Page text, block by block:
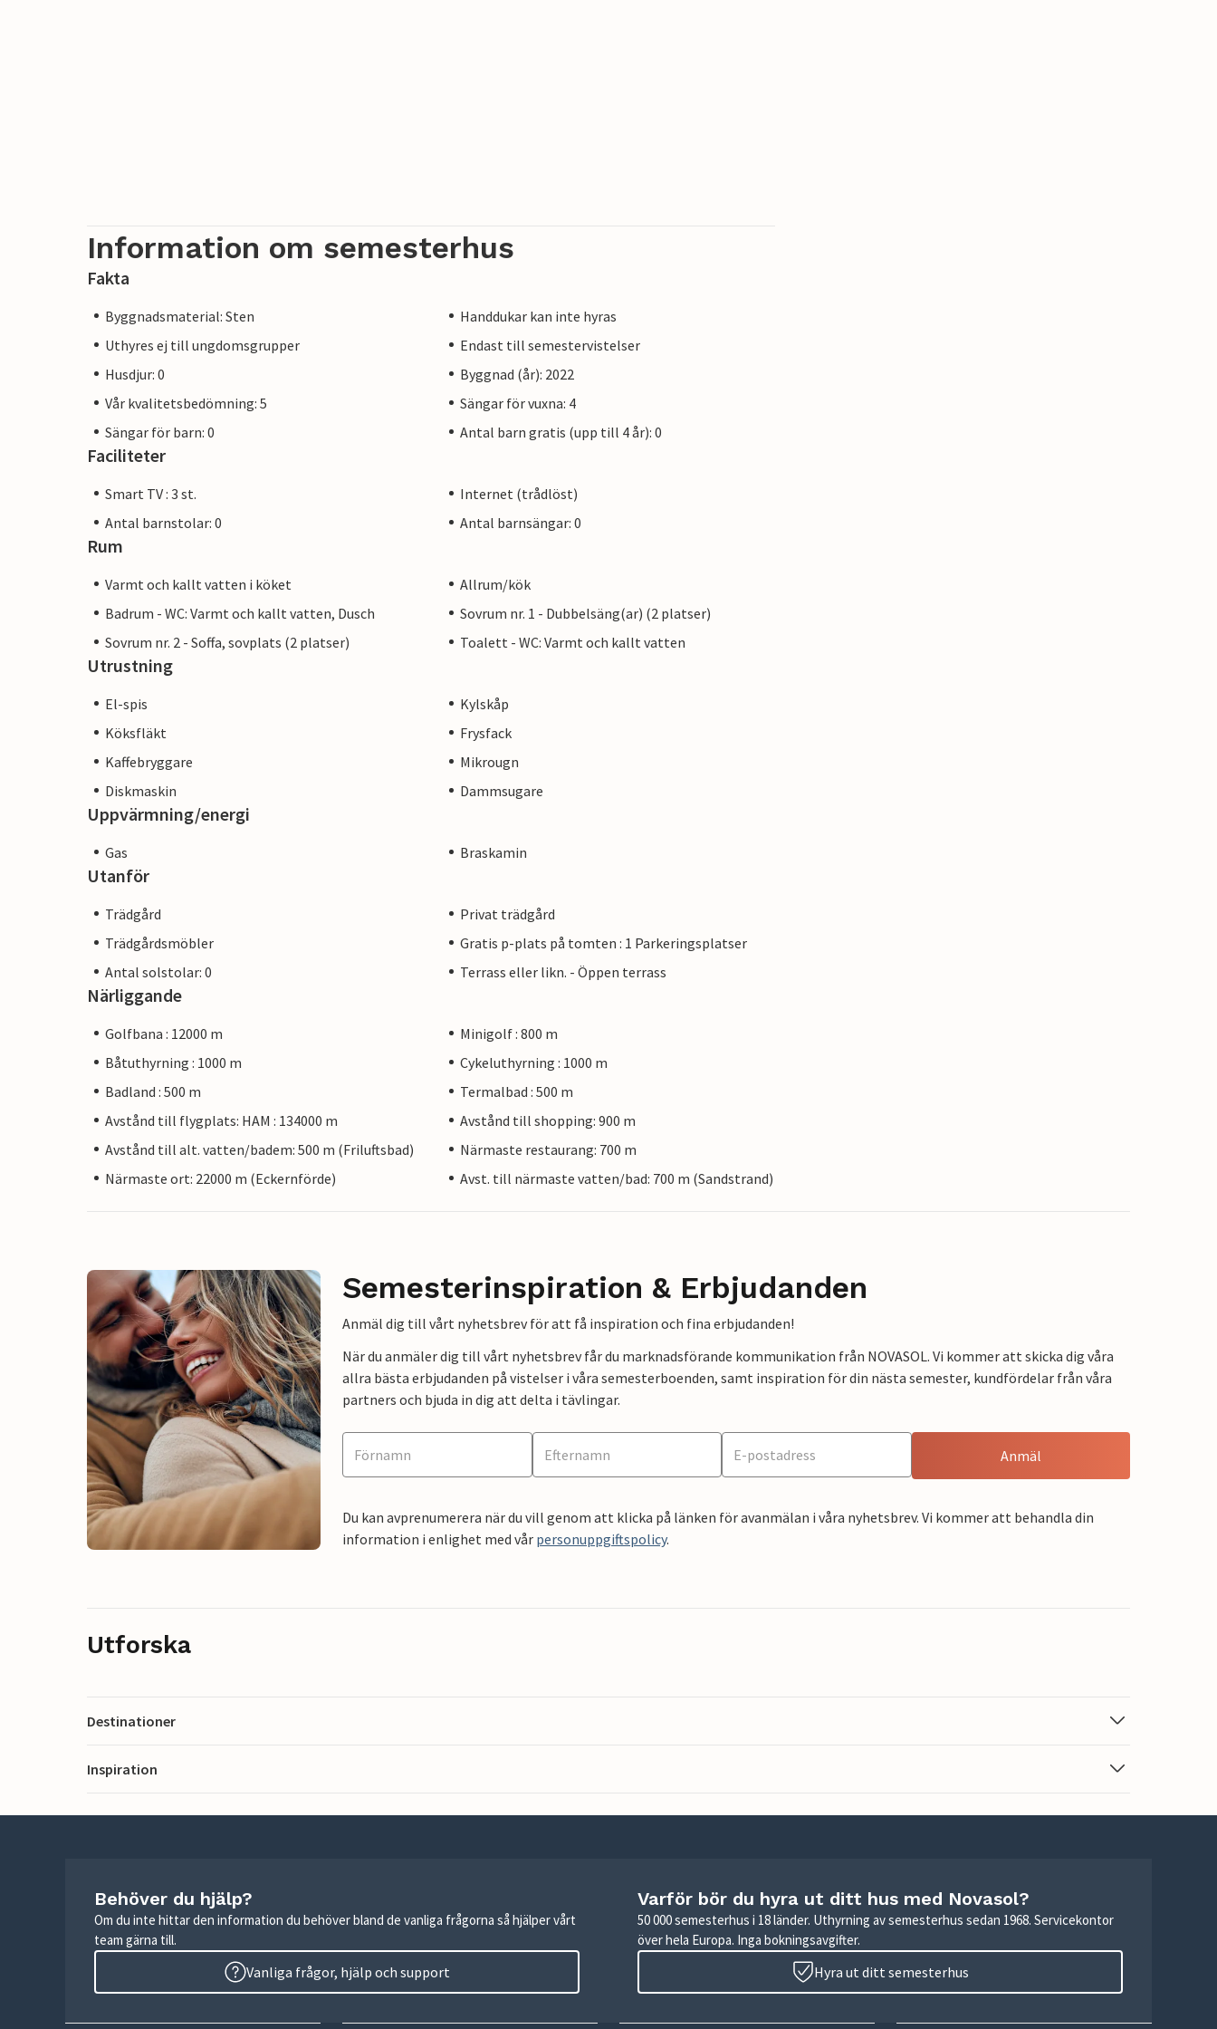
Information om semesterhus
Fakta
Byggnadsmaterial: Sten
Handdukar kan inte hyras
Uthyres ej till ungdomsgrupper
Endast till semestervistelser
Husdjur: 0
Byggnad (år): 2022
Vår kvalitetsbedömning: 5
Sängar för vuxna: 4
Sängar för barn: 0
Antal barn gratis (upp till 4 år): 0
Faciliteter
Smart TV : 3 st.
Internet (trådlöst)
Antal barnstolar: 0
Antal barnsängar: 0
Rum
Varmt och kallt vatten i köket
Allrum/kök
Badrum - WC: Varmt och kallt vatten, Dusch
Sovrum nr. 1 - Dubbelsäng(ar) (2 platser)
Sovrum nr. 2 - Soffa, sovplats (2 platser)
Toalett - WC: Varmt och kallt vatten
Utrustning
El-spis
Kylskåp
Köksfläkt
Frysfack
Kaffebryggare
Mikrougn
Diskmaskin
Dammsugare
Uppvärmning/energi
Gas Braskamin
Utanför
Trädgård
Privat trädgård
Trädgårdsmöbler
Gratis p-plats på tomten : 1 Parkeringsplatser
Antal solstolar: 0
Terrass eller likn. - Öppen terrass
Närliggande
Golfbana : 12000 m
Minigolf : 800 m
Båtuthyrning : 1000 m
Cykeluthyrning : 1000 m
Badland : 500 m
Termalbad : 500 m
Avstånd till flygplats: HAM : 134000 m
Avstånd till shopping: 900 m
Avstånd till alt. vatten/badem: 500 m (Friluftsbad)
Närmaste restaurang: 700 m
Närmaste ort: 22000 m (Eckernförde)
Avst. till närmaste vatten/bad: 700 m (Sandstrand)
Semesterinspiration & Erbjudanden
Anmäl dig till vårt nyhetsbrev för att få inspiration och fina erbjudanden!
När du anmäler dig till vårt nyhetsbrev får du marknadsförande kommunikation från NOVASOL. Vi kommer att skicka dig våra
allra bästa erbjudanden på vistelser i våra semesterboenden, samt inspiration för din nästa semester, kundfördelar från våra
partners och bjuda in dig att delta i tävlingar.
Anmäl
Du kan avprenumerera när du vill genom att klicka på länken för avanmälan i våra nyhetsbrev. Vi kommer att behandla din
information i enlighet med vår personuppgiftspolicy.
Utforska
Destinationer
Inspiration
Behöver du hjälp?
Om du inte hittar den information du behöver bland de vanliga frågorna så hjälper vårt
team gärna till.
Vanliga frågor, hjälp och support
Varför bör du hyra ut ditt hus med Novasol?
50 000 semesterhus i 18 länder. Uthyrning av semesterhus sedan 1968. Servicekontor
över hela Europa. Inga bokningsavgifter.
Hyra ut ditt semesterhus